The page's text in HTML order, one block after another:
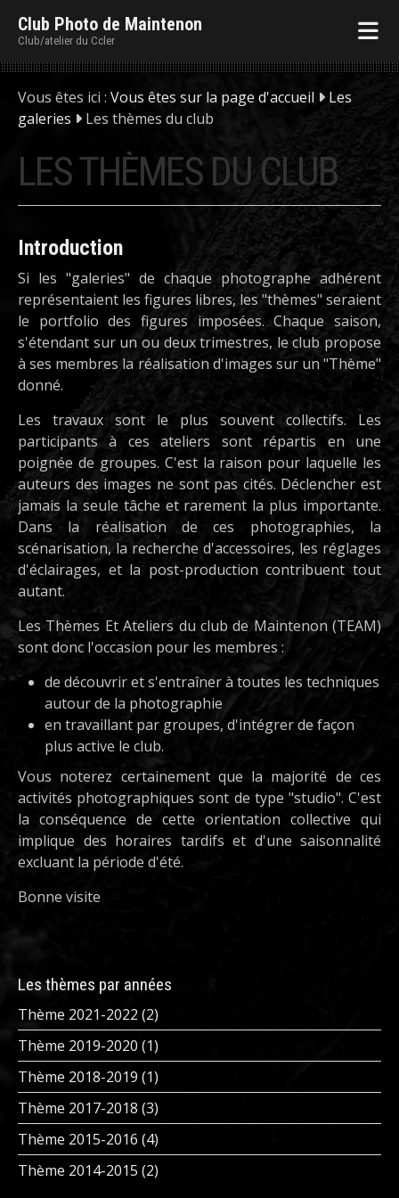
Club Photo de Maintenon
Club/atelier du Ccler
Vous êtes ici : Vous êtes sur la page d'accueil
Les
galeries
Les thèmes du club
LES THÈMES DU CLUB
Introduction
Si les "galeries" de chaque photographe adhérent
représentaient les figures libres, les "thèmes" seraient
le portfolio des figures imposées. Chaque saison,
s'étendant sur un ou deux trimestres, le club propose
à ses membres la réalisation d'images sur un "Thème"
donné.
Les travaux sont le plus souvent collectifs. Les
participants à ces ateliers sont répartis en une
poignée de groupes. C'est la raison pour laquelle les
auteurs des images ne sont pas cités. Déclencher est
jamais la seule tâche et rarement la plus importante.
Dans la réalisation de ces photographies, la
scénarisation, la recherche d'accessoires, les réglages
d'éclairages, et la post-production contribuent tout
autant.
Les Thèmes Et Ateliers du club de Maintenon (TEAM)
sont donc l'occasion pour les membres :
de découvrir et s'entraîner à toutes les techniques
autour de la photographie
en travaillant par groupes, d'intégrer de façon
plus active le club.
Vous noterez certainement que la majorité de ces
activités photographiques sont de type "studio". C'est
la conséquence de cette orientation collective qui
implique des horaires tardifs et d'une saisonnalité
excluant la période d'été.
Bonne visite
Les thèmes par années
Thème 2021-2022 (2)
Thème 2019-2020 (1)
Thème 2018-2019 (1)
Thème 2017-2018 (3)
Thème 2015-2016 (4)
Thème 2014-2015 (2)